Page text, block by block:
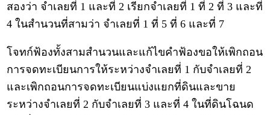
สองว่า จำเลยที่ 1 และที่ 2 เรียกจำเลยที่ 1 ที่ 2 ที่ 3 และที่
4 ในสำนวนที่สามว่า จำเลยที่ 1 ที่ 5 ที่ 6 และที่ 7
โจทก์ฟ้องทั้งสามสำนวนและแก้ไขคำฟ้องขอให้เพิกถอน
การจดทะเบียนการให้ระหว่างจำเลยที่ 1 กับจำเลยที่ 2
และเพิกถอนการจดทะเบียนแบ่งแยกที่ดินและขาย
ระหว่างจำเลยที่ 2 กับจำเลยที่ 3 และที่ 4 ในที่ดินโฉนด